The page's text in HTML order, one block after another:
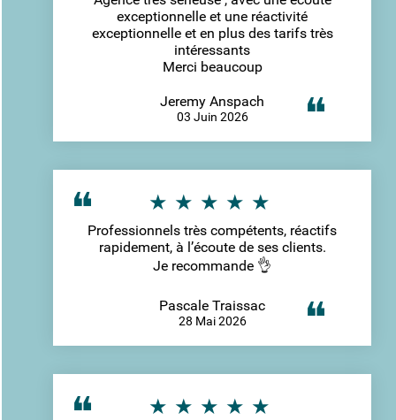
exceptionnelle et une réactivité
exceptionnelle et en plus des tarifs très
intéressants
Merci beaucoup
Jeremy Anspach
03 Juin 2026
Professionnels très compétents, réactifs
rapidement, à l’écoute de ses clients.
Je recommande 👌
Pascale Traissac
28 Mai 2026